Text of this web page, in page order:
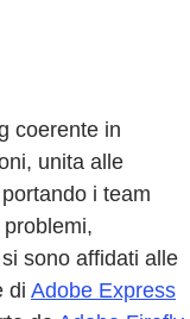
coerente in
unita alle
i team
sono affidati alle
di Adobe Express